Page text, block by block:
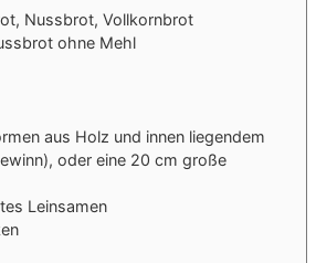
Nussbrot, Vollkornbrot
ohne Mehl
oder eine 20 cm große
Leinsamen